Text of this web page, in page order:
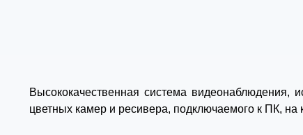
Высококачественная система видеонаблюдения,
цветных камер и ресивера, подключаемого к ПК, на